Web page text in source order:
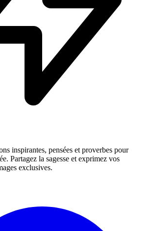
inspirantes, pensées et proverbes pour
Partagez la sagesse et exprimez vos
exclusives.